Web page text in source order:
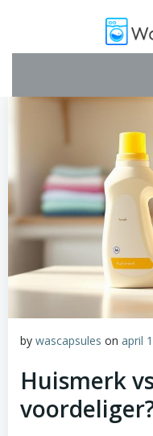
by wascapsules on april
Huismerk